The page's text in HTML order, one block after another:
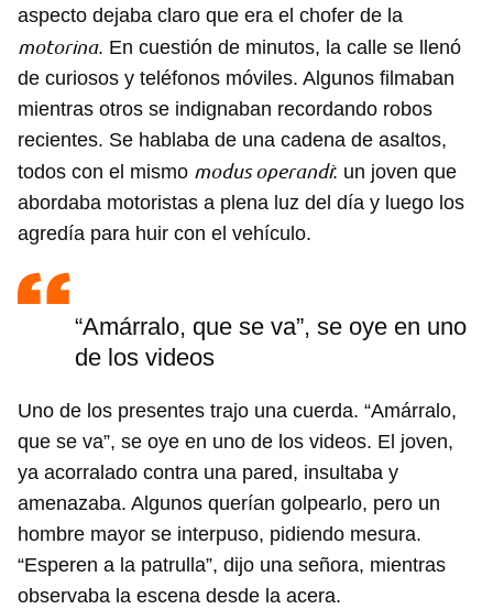
aspecto dejaba claro que era el chofer de la
motorina. En cuestión de minutos, la calle se llenó
de curiosos y teléfonos móviles. Algunos filmaban
mientras otros se indignaban recordando robos
recientes. Se hablaba de una cadena de asaltos,
todos con el mismo modus operandi: un joven que
abordaba motoristas a plena luz del día y luego los
agredía para huir con el vehículo.
“Amárralo, que se va”, se oye en uno
de los videos
Uno de los presentes trajo una cuerda. “Amárralo,
que se va”, se oye en uno de los videos. El joven,
ya acorralado contra una pared, insultaba y
amenazaba. Algunos querían golpearlo, pero un
hombre mayor se interpuso, pidiendo mesura.
“Esperen a la patrulla”, dijo una señora, mientras
observaba la escena desde la acera.